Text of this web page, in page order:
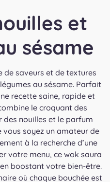
et
sésame
de saveurs et de textures
au sésame. Parfait
recette saine, rapide et
le croquant des
des nouilles et le parfum
vous soyez un amateur de
à la recherche d’une
votre menu, ce wok saura
boostant votre bien-être.
où chaque bouchée est